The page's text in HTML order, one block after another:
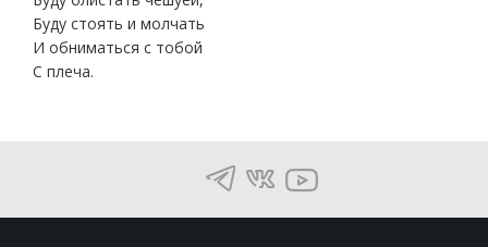
Буду стоять и молчать
И обниматься с тобой
С плеча.